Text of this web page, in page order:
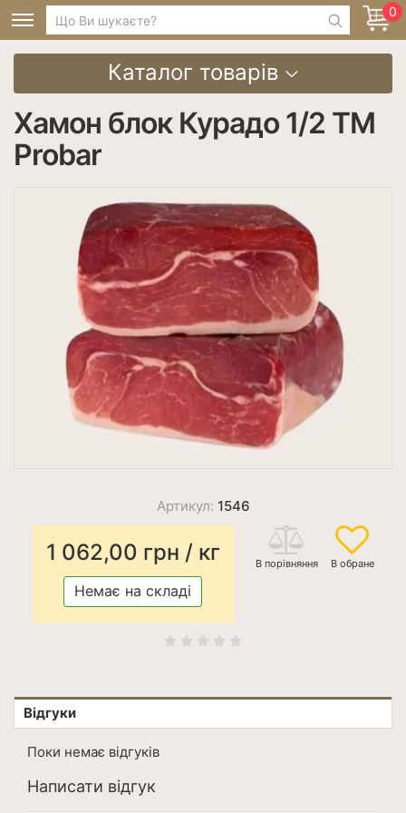
0
Каталог товарів
Хамон блок Курадо 1/2 TM
Probar
Артикул: 1546
1 062,00 грн / кг
Немає на складі
Відгуки
Поки немає відгуків
Написати відгук